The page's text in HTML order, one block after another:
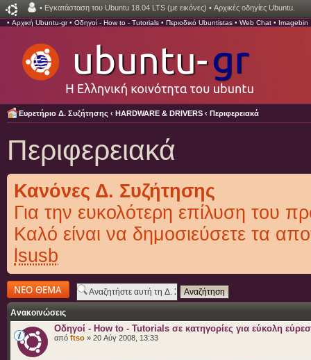
• Εγκατάσταση του Ubuntu 18.04 LTS (με εικόνες) • Αρχικές οδηγίες Ubuntu.
• Αρχική Ubuntu-gr• Οδηγοί - How to - Tutorials • Περιοδικό Ubuntistas • Web Chat • Imagebin
Ευρετήριο Δ. Συζήτησης ‹ HARDWARE & DRIVERS ‹ Περιφερειακά
Περιφερειακά
Κανόνες Δ. Συζήτησης
Για την ευκολότερη επίλυση του
Καλό είναι να δημοσιεύσετε τα
lsusb
Δημιουργία νέου
θέματος
Ανακοινώσεις
Οδηγοί - How to - Tutorials σε κατηγορίες για εύκολη
από ftso » 20 Αύγ 2008, 13:33